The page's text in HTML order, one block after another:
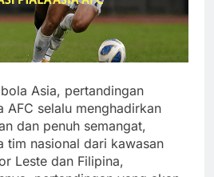
Asia, pertandingan
AFC selalu menghadirkan
dan penuh semangat,
tim nasional dari kawasan
Leste dan Filipina,